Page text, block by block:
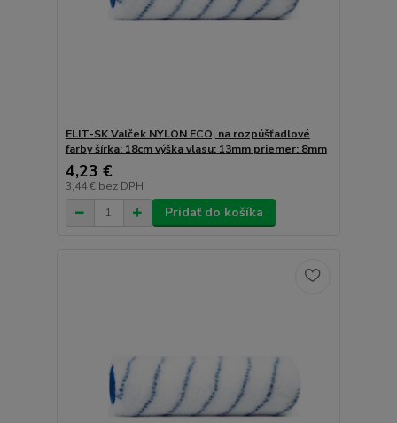
ELIT-SK Valček NYLON ECO, na rozpúšťadlové
farby šírka: 18cm výška vlasu: 13mm priemer: 8mm
4,23 €
3,44 € bez DPH
Pridať do košíka